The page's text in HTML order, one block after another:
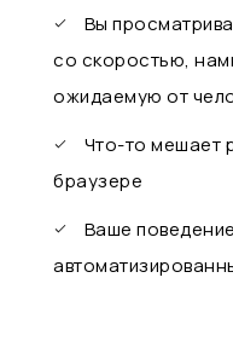
Вы
со скоростью,
ожидаемую от
Что-то мешает
браузере
Ваше